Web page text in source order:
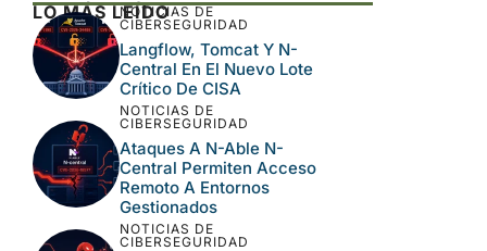
LO MÁS LEÍDO
NOTICIAS DE
CIBERSEGURIDAD
Langflow, Tomcat Y N-
Central En El Nuevo Lote
Crítico De CISA
NOTICIAS DE
CIBERSEGURIDAD
Ataques A N-Able N-
Central Permiten Acceso
Remoto A Entornos
Gestionados
NOTICIAS DE
CIBERSEGURIDAD